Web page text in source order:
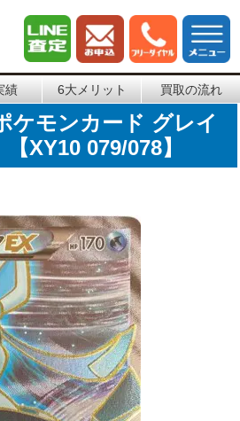
績 6大メリット 買取の流れ
ケモンカード グレイ
XY10 079/078】